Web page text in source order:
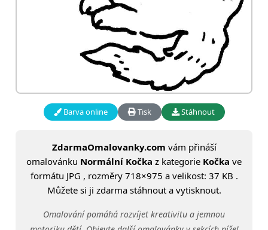
Barva online Tisk Stáhnout
ZdarmaOmalovanky.com vám přináší
omalovánku Normální Kočka z kategorie Kočka ve
formátu JPG , rozměry 718×975 a velikost: 37 KB .
Můžete si ji zdarma stáhnout a vytisknout.
Omalování pomáhá rozvíjet kreativitu a jemnou